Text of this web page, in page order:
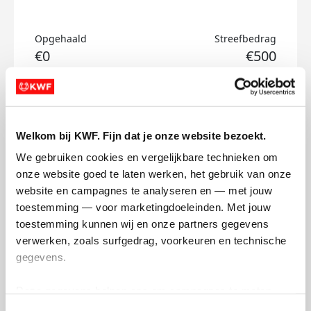
Welkom bij KWF. Fijn dat je onze website bezoekt.
We gebruiken cookies en vergelijkbare technieken om
onze website goed te laten werken, het gebruik van onze
website en campagnes te analyseren en — met jouw
toestemming — voor marketingdoeleinden. Met jouw
toestemming kunnen wij en onze partners gegevens
verwerken, zoals surfgedrag, voorkeuren en technische
gegevens.
Opgehaald
€0
Streefbedrag
€500
Doneer
Bruggenloop's badges